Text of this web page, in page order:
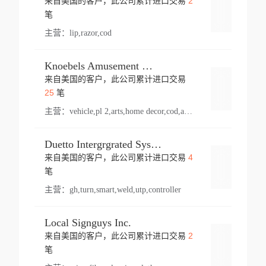
笔
主营： lip,razor,cod
Knoebels Amusement Resort
来自美国的客户，此公司累计进口交易
25笔
主营： vehicle,pl 2,arts,home decor,cod,amusement ride,sea
Duetto Intergrgrated Systems Inc.
来自美国的客户，此公司累计进口交易 4
笔
主营： gh,turn,smart,weld,utp,controller
Local Signguys Inc.
来自美国的客户，此公司累计进口交易 2
笔